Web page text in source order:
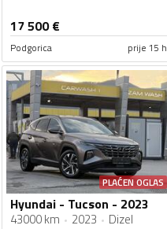
17 500€
Podgorica prije 15 h
PLAĆEN OGLAS
Hyundai - Tucson - 2023
43000 km 2023 Dizel